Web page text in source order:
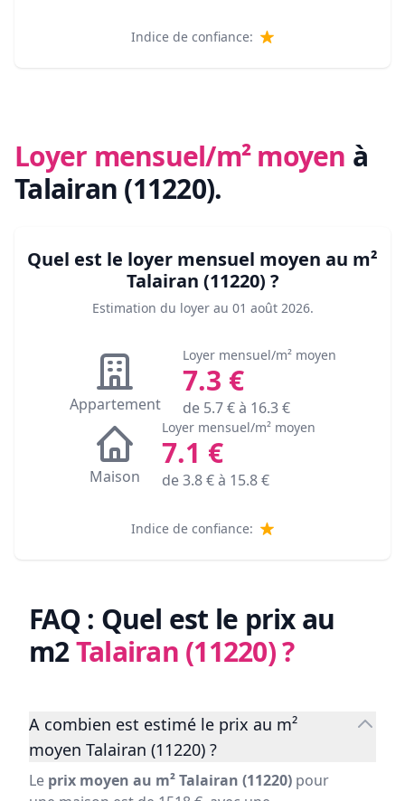
Indice de confiance:
Loyer mensuel/m² moyen à
Talairan (11220).
Quel est le loyer mensuel moyen au m²
Talairan (11220) ?
Estimation du loyer au 01 août 2026.
Appartement
Loyer mensuel/m² moyen
7.3 €
de 5.7€ à 16.3€
Maison
Loyer mensuel/m² moyen
7.1 €
de3.8€ à 15.8€
Indice de confiance:
FAQ : Quel est le prix au
m2Talairan (11220)?
A combien est estimé le prix au m²
moyen Talairan (11220) ?
Le prix moyen au m² Talairan (11220) pour